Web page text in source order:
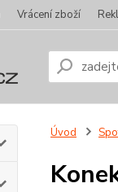
Vrácení zboží
Úvod